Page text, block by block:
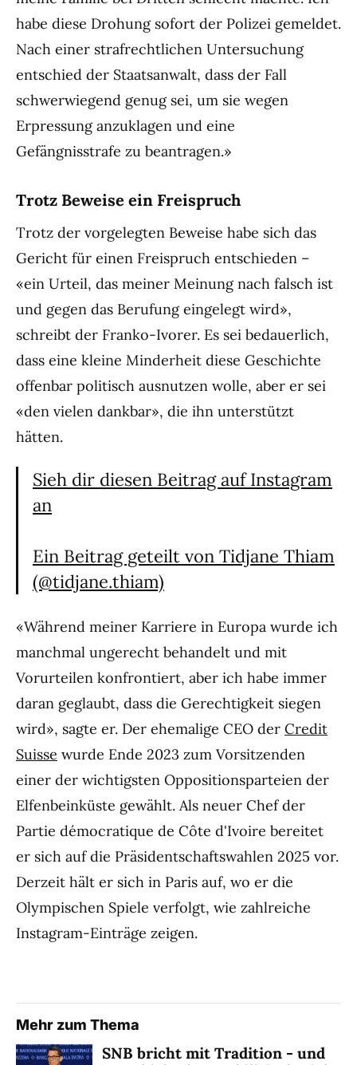
habe diese Drohung sofort der Polizei gemeldet.
Nach einer strafrechtlichen Untersuchung
entschied der Staatsanwalt, dass der Fall
schwerwiegend genug sei, um sie wegen
Erpressung anzuklagen und eine
Gefängnisstrafe zu beantragen.»
Trotz Beweise ein Freispruch
Trotz der vorgelegten Beweise habe sich das
Gericht für einen Freispruch entschieden –
«ein Urteil, das meiner Meinung nach falsch ist
und gegen das Berufung eingelegt wird»,
schreibt der Franko-Ivorer. Es sei bedauerlich,
dass eine kleine Minderheit diese Geschichte
offenbar politisch ausnutzen wolle, aber er sei
«den vielen dankbar», die ihn unterstützt
hätten.
Sieh dir diesen Beitrag auf Instagram
an
Ein Beitrag geteilt von Tidjane Thiam
(@tidjane.thiam)
«Während meiner Karriere in Europa wurde ich
manchmal ungerecht behandelt und mit
Vorurteilen konfrontiert, aber ich habe immer
daran geglaubt, dass die Gerechtigkeit siegen
wird», sagte er. Der ehemalige CEO der Credit
Suisse wurde Ende 2023 zum Vorsitzenden
einer der wichtigsten Oppositionsparteien der
Elfenbeinküste gewählt. Als neuer Chef der
Partie démocratique de Côte d'Ivoire bereitet
er sich auf die Präsidentschaftswahlen 2025 vor.
Derzeit hält er sich in Paris auf, wo er die
Olympischen Spiele verfolgt, wie zahlreiche
Instagram-Einträge zeigen.
Mehr zum Thema
SNB bricht mit Tradition - und